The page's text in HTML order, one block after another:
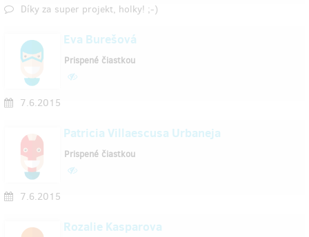
Díky za super projekt, holky! ;-)
Eva Burešová
7.6.2015
Prispené čiastkou
Patricia Villaescusa Urbaneja
7.6.2015
Prispené čiastkou
Rozalie Kasparova